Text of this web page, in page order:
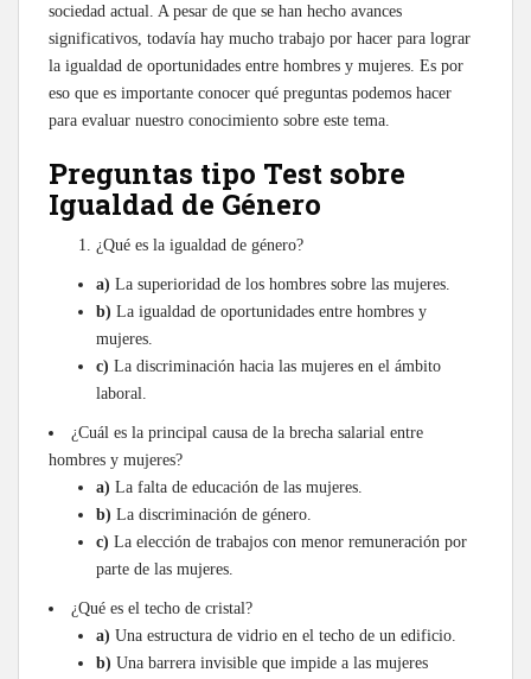
sociedad actual. A pesar de que se han hecho avances
significativos, todavía hay mucho trabajo por hacer para lograr
la igualdad de oportunidades entre hombres y mujeres. Es por
eso que es importante conocer qué preguntas podemos hacer
para evaluar nuestro conocimiento sobre este tema.
Preguntas tipo Test sobre
Igualdad de Género
¿Qué es la igualdad de género?
a) La superioridad de los hombres sobre las mujeres.
b) La igualdad de oportunidades entre hombres y
mujeres.
c) La discriminación hacia las mujeres en el ámbito
laboral.
¿Cuál es la principal causa de la brecha salarial entre
hombres y mujeres?
a) La falta de educación de las mujeres.
b) La discriminación de género.
c) La elección de trabajos con menor remuneración por
parte de las mujeres.
¿Qué es el techo de cristal?
a) Una estructura de vidrio en el techo de un edificio.
b) Una barrera invisible que impide a las mujeres